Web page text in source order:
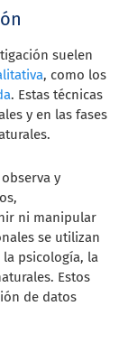
suelen
, como los
. Estas técnicas
y en las fases
y
ni manipular
se utilizan
psicología, la
Estos
de datos